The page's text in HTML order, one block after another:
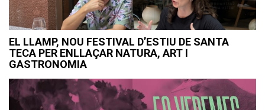
EL LLAMP, NOU FESTIVAL D’ESTIU DE SANTA
TECA PER ENLLAÇAR NATURA, ART I
GASTRONOMIA